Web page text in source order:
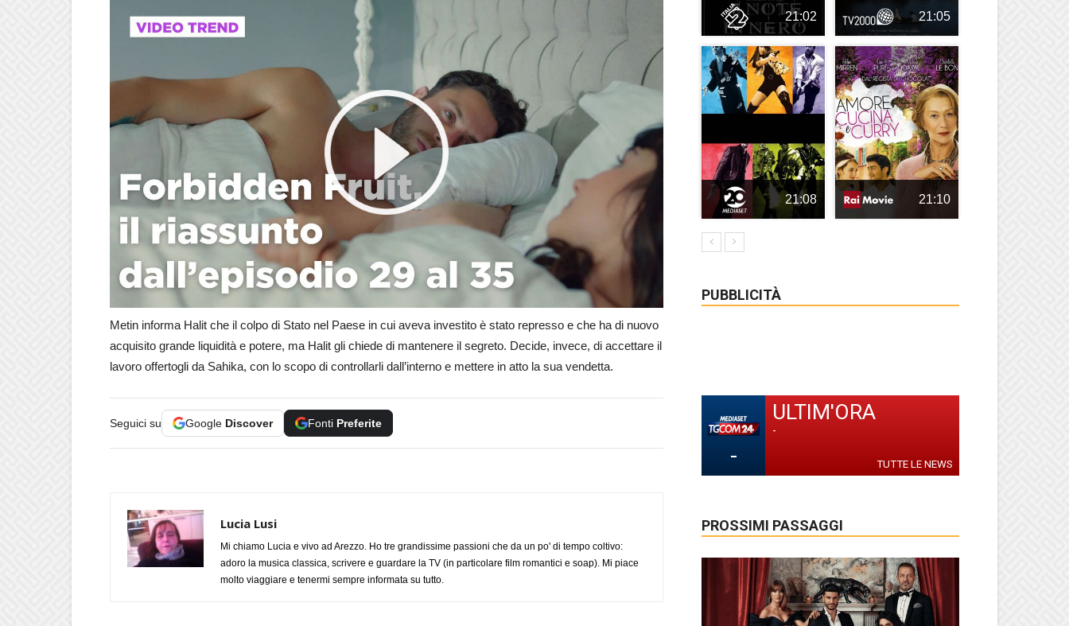
Metin informa Halit che il colpo di Stato nel Paese in cui aveva investito è stato represso e che ha di nuovo
acquisito grande liquidità e potere, ma Halit gli chiede di mantenere il segreto. Decide, invece, di accettare il
lavoro offertogli da Sahika, con lo scopo di controllarli dall’interno e mettere in atto la sua vendetta.
Seguici su Google Discover Fonti Preferite
Lucia Lusi
Mi chiamo Lucia e vivo ad Arezzo. Ho tre grandissime passioni che da un po' di tempo coltivo:
adoro la musica classica, scrivere e guardare la TV (in particolare film romantici e soap). Mi piace
molto viaggiare e tenermi sempre informata su tutto.
21:02 21:05
21:08 21:10
PUBBLICITÀ
-
ULTIM'ORA
-
TUTTE LE NEWS
PROSSIMI PASSAGGI